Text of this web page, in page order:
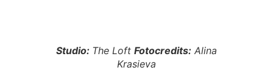
Studio: The Loft Fotocredits: Alina
Krasieva